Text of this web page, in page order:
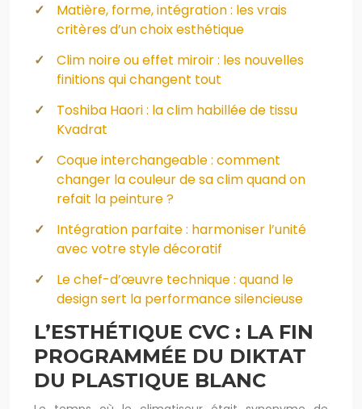
Matière, forme, intégration : les vrais
critères d’un choix esthétique
Clim noire ou effet miroir : les nouvelles
finitions qui changent tout
Toshiba Haori : la clim habillée de tissu
Kvadrat
Coque interchangeable : comment
changer la couleur de sa clim quand on
refait la peinture ?
Intégration parfaite : harmoniser l’unité
avec votre style décoratif
Le chef-d’œuvre technique : quand le
design sert la performance silencieuse
L’ESTHÉTIQUE CVC : LA FIN
PROGRAMMÉE DU DIKTAT
DU PLASTIQUE BLANC